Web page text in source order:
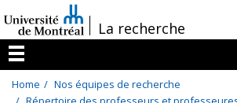
au
contenu
/La recherche
Menu
Home
Nos équipes de recherche